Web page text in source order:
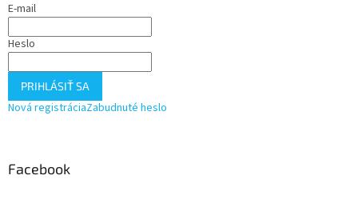
E-mail
Heslo
PRIHLÁSIŤ SA
Nová registráciaZabudnuté heslo
Facebook